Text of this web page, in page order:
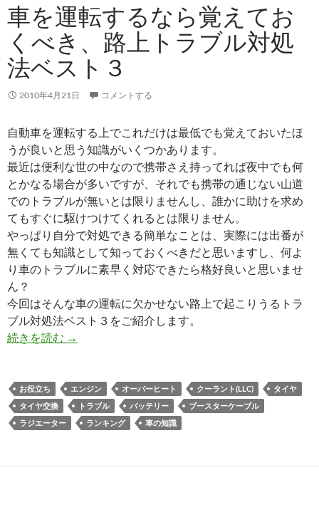
車を運転するなら覚えてお
くべき、路上トラブル対処
法ベスト３
2010年4月21日 コメントする
自動車を運転する上でこれだけは最低でも覚えておいたほ
うが良いと思う知識がいくつかあります。
最近は便利な世の中なので携帯さえ持ってれば夜中でも何
とかなる場合が多いですが、それでも携帯の通じない山道
でのトラブルが無いとは限りませんし、誰かに助けを求め
てもすぐに駆けつけてくれるとは限りません。
やっぱり自分で対処できる簡単なことは、実際には出番が
無くても知識として知っておくべきだと思いますし、何よ
り車のトラブルに素早く対応できたら格好良いと思いませ
ん？
今回はそんな車の運転に欠かせない路上で起こりうるトラ
ブル対処法ベスト３をご紹介します。
続きを読む →
お役立ち エンジン オーバーヒート クーラント(LLC)
タイヤ
タイヤ交換
トラブル バッテリー
ブースターケーブル
ラジエーター
ランキング 車の知識